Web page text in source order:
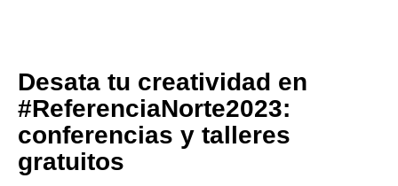
Desata tu creatividad en
#ReferenciaNorte2023:
conferencias y talleres
gratuitos